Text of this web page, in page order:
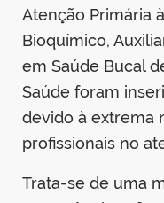
Atenção Primária
Bioquímico,
em Saúde Bucal
Saúde foram
devido à extrema
profissionais no
Trata-se de uma